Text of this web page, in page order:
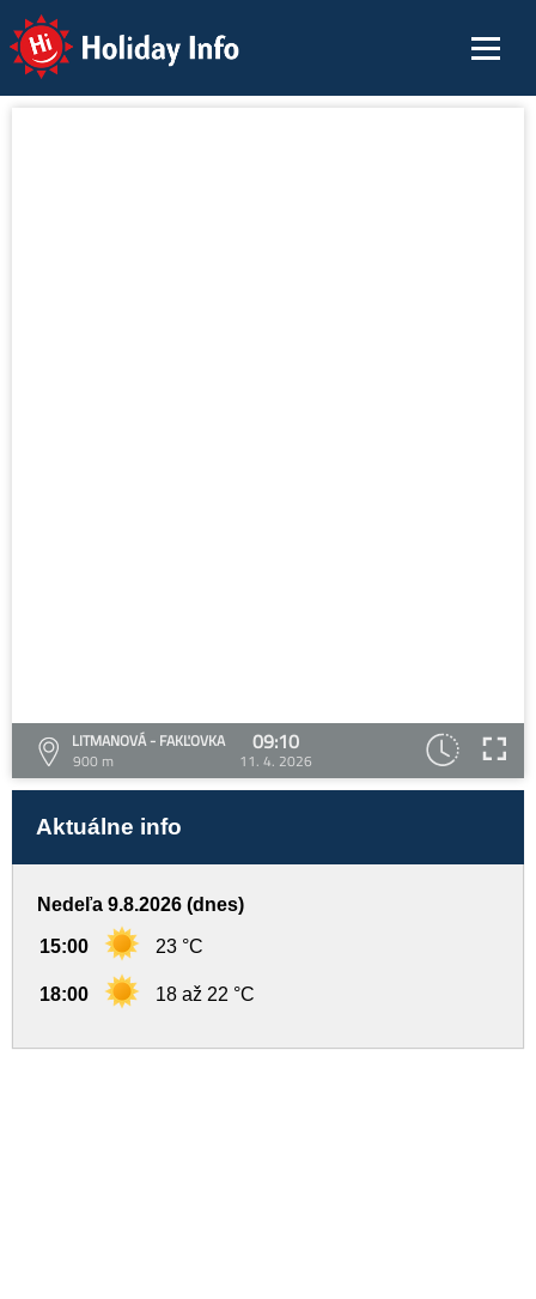
Holiday Info
LITMANOVÁ - FAKĽOVKA
900 m
09:10
11. 4. 2026
Aktuálne info
Nedeľa 9.8.2026 (dnes)
15:00 23 °C
18:00 18 až 22 °C